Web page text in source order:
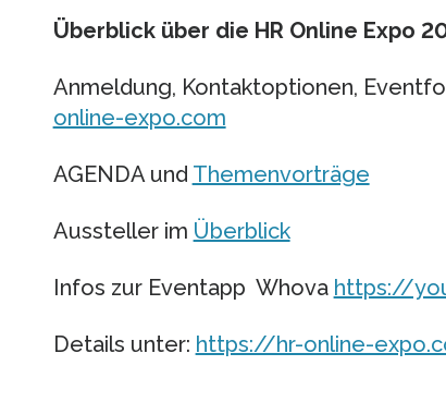
Überblick über die HR Online Expo
Anmeldung, Kontaktoptionen,
online-expo.com
AGENDA und Themenvorträge
Aussteller im Überblick
Infos zur Eventapp Whova https://
Details unter: https://hr-online-